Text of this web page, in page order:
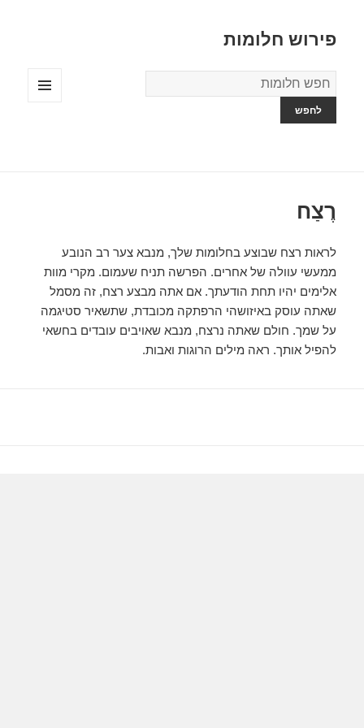
פירוש חלומות
מילון
החלומות
רֶצַח
לראות רצח שבוצע בחלומות שלך, מנבא צער רב הנובע
ממעשי עוולה של אחרים. הפרשה תניח שעמום. מקרי מוות
אלימים יהיו תחת הודעתך. אם אתה מבצע רצח, זה מסמל
שאתה עוסק באיזושהי הרפתקה מכובדת, שתשאיר סטיגמה
על שמך. חולם שאתה נרצח, מנבא שאויבים עובדים בחשאי
להפיל אותך. ראה מילים הרוגות ואבות.